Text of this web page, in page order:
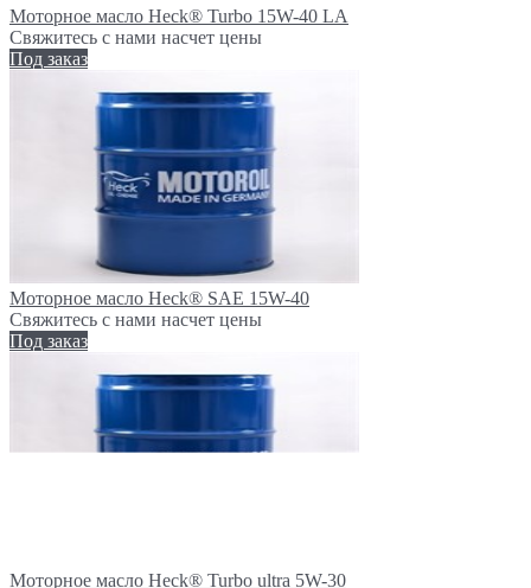
Моторное масло Heck® Turbo 15W-40 LA
Свяжитесь с нами насчет цены
Под заказ
Моторное масло Heck® SAE 15W-40
Свяжитесь с нами насчет цены
Под заказ
Моторное масло Heck® Turbo ultra 5W-30